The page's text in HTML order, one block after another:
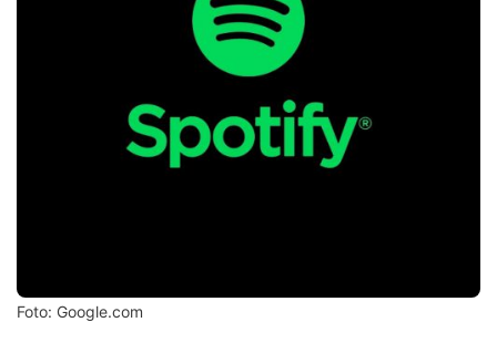
Foto: Google.com